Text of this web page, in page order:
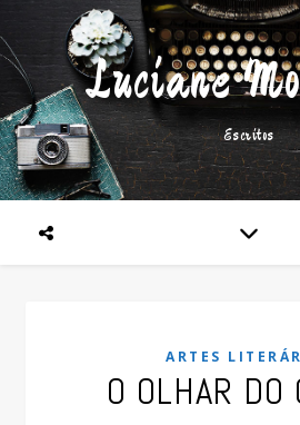
Luciane
Escritos
ARTES
O OLHAR DO